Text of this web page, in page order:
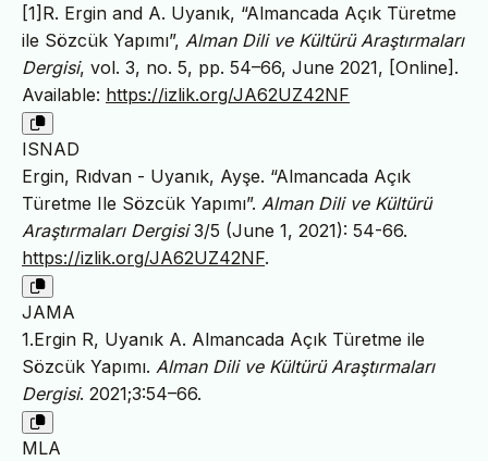
[1]R. Ergin and A. Uyanık, “Almancada Açık Türetme
ile Sözcük Yapımı”, Alman Dili ve Kültürü Araştırmaları
Dergisi, vol. 3, no. 5, pp. 54–66, June 2021, [Online].
Available: https://izlik.org/JA62UZ42NF
ISNAD
Ergin, Rıdvan - Uyanık, Ayşe. “Almancada Açık
Türetme Ile Sözcük Yapımı”. Alman Dili ve Kültürü
Araştırmaları Dergisi3/5 (June 1, 2021): 54-66.
https://izlik.org/JA62UZ42NF.
JAMA
1.Ergin R, Uyanık A. Almancada Açık Türetme ile
Sözcük Yapımı. Alman Dili ve Kültürü Araştırmaları
Dergisi. 2021;3:54–66.
MLA